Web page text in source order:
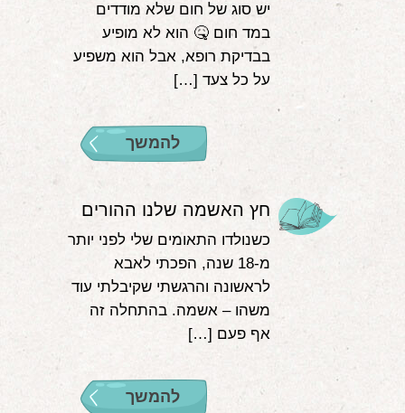
יש סוג של חום שלא מודדים
במד חום 🤒 הוא לא מופיע
בבדיקת רופא, אבל הוא משפיע
על כל צעד […]
להמשך
חץ האשמה שלנו ההורים
כשנולדו התאומים שלי לפני יותר
מ-18 שנה, הפכתי לאבא
לראשונה והרגשתי שקיבלתי עוד
משהו – אשמה. בהתחלה זה
אף פעם […]
להמשך